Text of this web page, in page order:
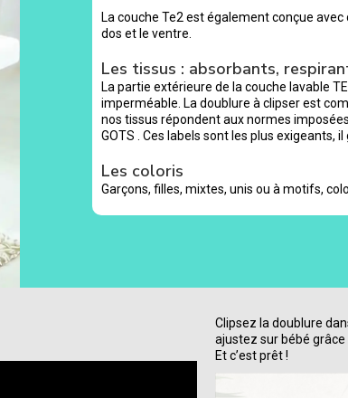
La couche Te2 est également conçue
dos et le ventre.
Les tissus : absorbants,
La partie extérieure de la couche lavable
imperméable. La doublure à clipser est
nos tissus répondent aux normes
GOTS . Ces labels sont les plus exigeants,
Les coloris
Garçons, filles, mixtes, unis ou à motifs,
Clipsez la doublure
ajustez sur bébé grâce
Et c’est prêt !